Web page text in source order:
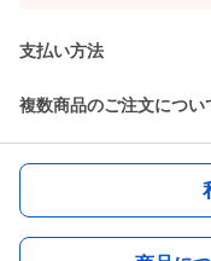
支払い方法
複数商品のご注文につい